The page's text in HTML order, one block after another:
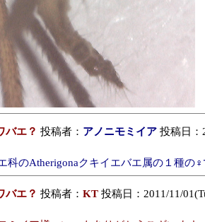
バエ？ 投稿者： アノニモミイア投稿日：
科のAtherigonaクキイエバエ属の１種の
バエ？ 投稿者： KT 投稿日：2011/11/